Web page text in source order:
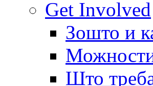
Get Involved
Зошто и
Што